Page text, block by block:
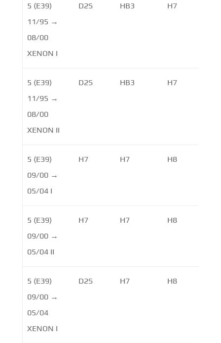
5 (E39)
11/95 →
08/00
XENON I
D2S HB3 H7
5 (E39)
11/95 →
08/00
XENON II
D2S HB3 H7
5 (E39)
09/00 →
05/04 I
H7 H7 H8
5 (E39)
09/00 →
05/04 II
H7 H7 H8
5 (E39)
09/00 →
05/04
XENON I
D2S H7 H8